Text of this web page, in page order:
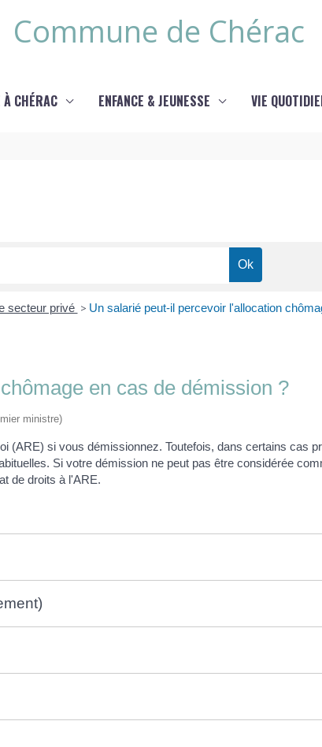
Commune de Chérac
CHÉRAC ENFANCE & JEUNESSE VIE
secteur privé > Un salarié peut-il percevoir l'allocation
en cas de démission ?
ministre)
(ARE) si vous démissionnez. Toutefois, dans certains cas
Si votre démission ne peut pas être considérée
de droits à l'ARE.